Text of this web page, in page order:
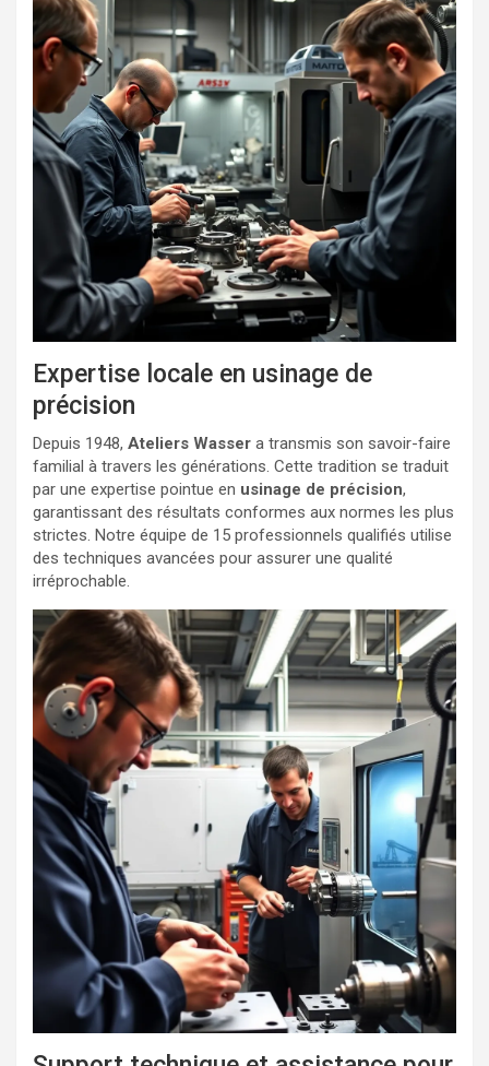
Expertise locale en usinage de
précision
Depuis 1948, Ateliers Wasser a transmis son savoir-faire
familial à travers les générations. Cette tradition se traduit
par une expertise pointue en usinage de précision,
garantissant des résultats conformes aux normes les plus
strictes. Notre équipe de 15 professionnels qualifiés utilise
des techniques avancées pour assurer une qualité
irréprochable.